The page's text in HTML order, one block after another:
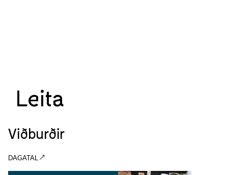
Leita
Viðburðir
DAGATAL